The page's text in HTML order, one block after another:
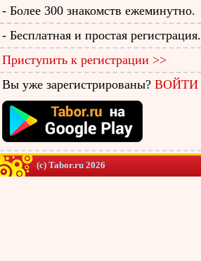
- Более 300 знакомств ежеминутно.
- Бесплатная и простая регистрация.
Приступить к регистрации >>
Вы уже зарегистрированы? ВОЙТИ
(c) Tabor.ru 2026